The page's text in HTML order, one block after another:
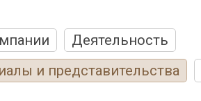
Деятельность
и представительства